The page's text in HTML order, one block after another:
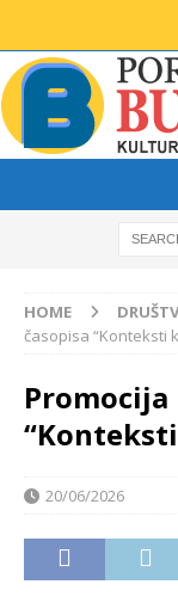
HOME
časopisa “Konteksti
Promocija
20/06/2026